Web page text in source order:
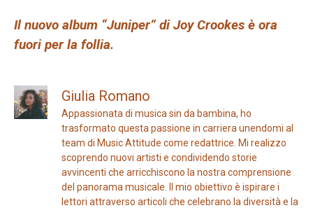
Il nuovo album “Juniper” di Joy Crookes è ora
fuori per la follia.
Giulia Romano
Appassionata di musica sin da bambina, ho
trasformato questa passione in carriera unendomi al
team di Music Attitude come redattrice. Mi realizzo
scoprendo nuovi artisti e condividendo storie
avvincenti che arricchiscono la nostra comprensione
del panorama musicale. Il mio obiettivo è ispirare i
lettori attraverso articoli che celebrano la diversità e la